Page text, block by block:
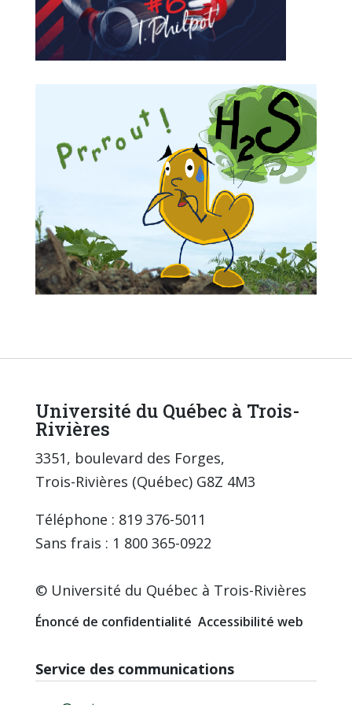
Université du Québec à Trois-
Rivières
3351, boulevard des Forges,
Trois-Rivières (Québec) G8Z 4M3
Téléphone : 819 376-5011
Sans frais : 1 800 365-0922
© Université du Québec à Trois-Rivières
Énoncé de confidentialité Accessibilité web
Service des communications